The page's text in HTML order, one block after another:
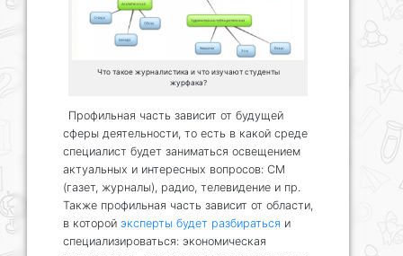
Что такое журналистика и что изучают студенты
журфака?
Профильная часть зависит от будущей
сферы деятельности, то есть в какой среде
специалист будет заниматься освещением
актуальных и интересных вопросов: СМ
(газет, журналы), радио, телевидение и пр.
Также профильная часть зависит от области,
в которой эксперты будет разбираться и
специализироваться: экономическая